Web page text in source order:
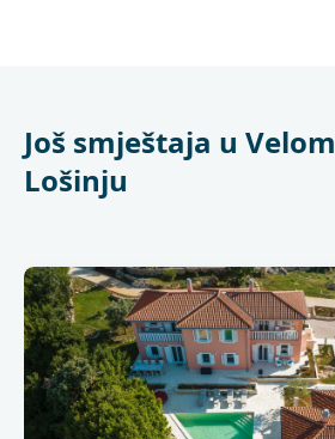
Još smještaja u Velom
Lošinju